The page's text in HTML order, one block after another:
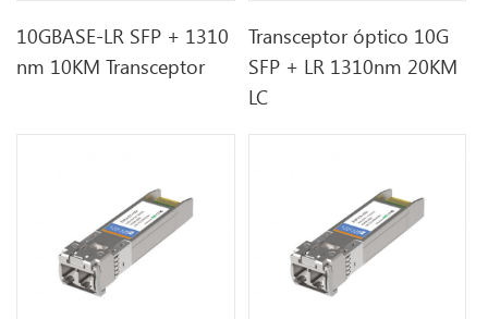
10GBASE-LR SFP + 1310
nm 10KM Transceptor
Transceptor óptico 10G
SFP + LR 1310nm 20KM
LC